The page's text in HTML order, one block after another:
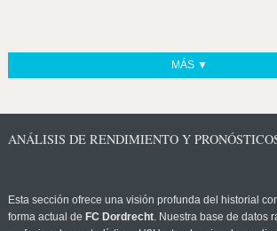
MÁS ▼
ANÁLISIS DE RENDIMIENTO Y
Esta sección ofrece una visión profunda del historial
forma actual de FC Dordrecht. Nuestra base de datos